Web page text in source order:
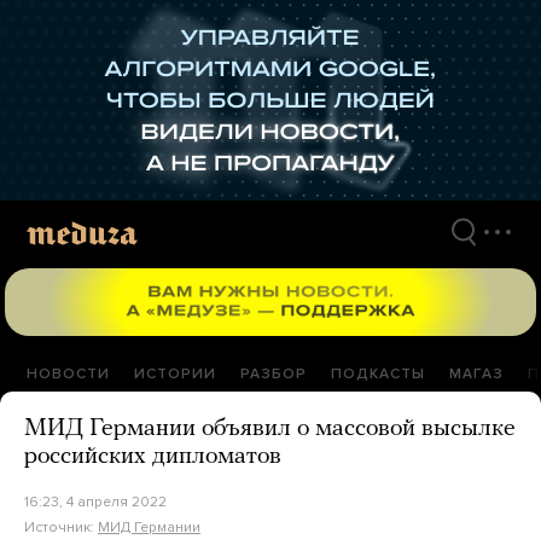
НОВОСТИ ИСТОРИИ РАЗБОР ПОДКАСТЫ МАГАЗ
МИД Германии объявил о массовой высылке
российских дипломатов
16:23, 4 апреля 2022
Источник: МИД Германии